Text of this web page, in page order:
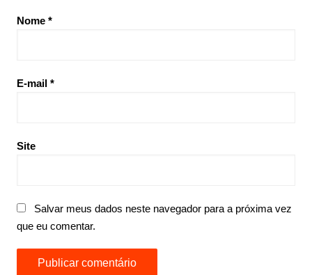
Nome *
E-mail *
Site
Salvar meus dados neste navegador para a próxima vez
que eu comentar.